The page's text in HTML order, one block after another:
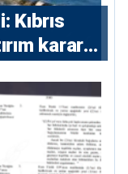
Kıbrıs
kararı